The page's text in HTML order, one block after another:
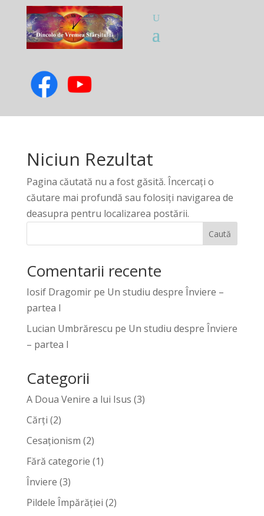
Niciun Rezultat
Pagina căutată nu a fost găsită. Încercați o
căutare mai profundă sau folosiți navigarea de
deasupra pentru localizarea postării.
Caută
Comentarii recente
Iosif Dragomirpe Un studiu despre Înviere –
partea I
Lucian Umbrărescu pe Un studiu despre Înviere
– partea I
Categorii
A Doua Venire a lui Isus (3)
Cărți (2)
Cesaționism (2)
Fără categorie (1)
Înviere (3)
Pildele Împărăției (2)